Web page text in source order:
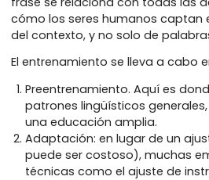
Técnicamente, los LLM se
transformadora, que utiliza
«autoatención». Es una
frase se relaciona con todas
cómo los seres humanos
del contexto, y no solo de
El entrenamiento se lleva a